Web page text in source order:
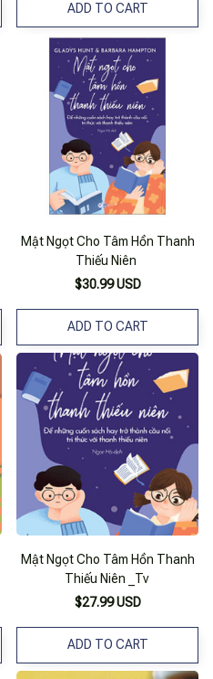
ADD TO CART
Mật Ngọt Cho Tâm Hồn Thanh
Thiếu Niên
$30.99 USD
ADD TO CART
Mật Ngọt Cho Tâm Hồn Thanh
Thiếu Niên _Tv
$27.99 USD
ADD TO CART